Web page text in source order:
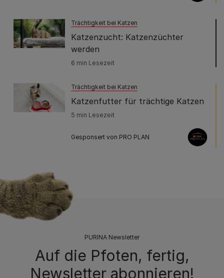
Trächtigkeit bei Katzen
Katzenzucht: Katzenzüchter
werden
6 min Lesezeit
Trächtigkeit bei Katzen
Katzenfutter für trächtige Katzen
5 min Lesezeit
Gesponsert von PRO PLAN
PURINA Newsletter
Auf die Pfoten, fertig,
Newsletter abonnieren!